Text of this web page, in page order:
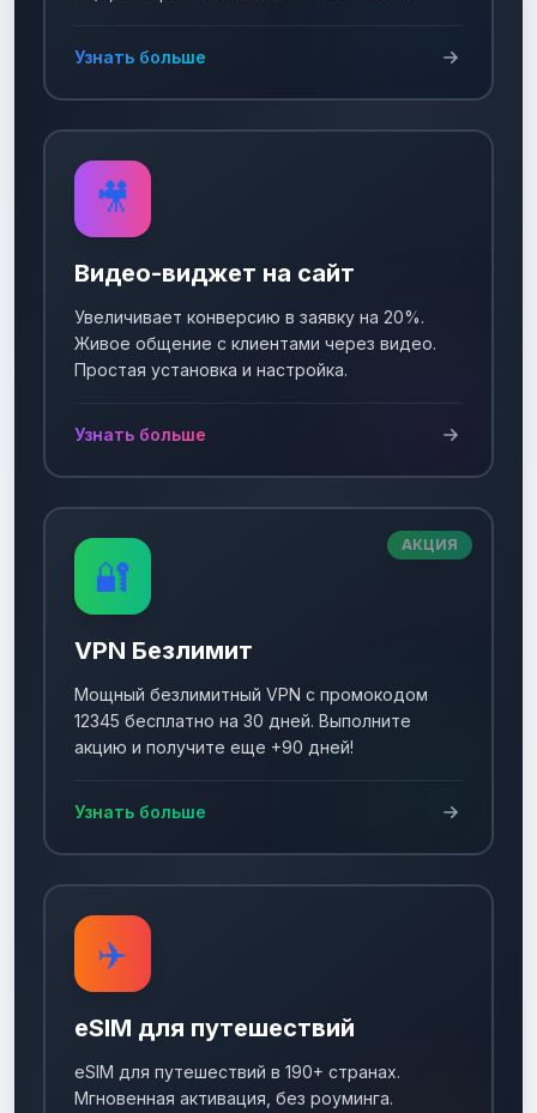
Узнать больше
🎥
Видео-виджет на сайт
Увеличивает конверсию в заявку на 20%.
Живое общение с клиентами через видео.
Простая установка и настройка.
Узнать больше
АКЦИЯ
🔐
VPN Безлимит
Мощный безлимитный VPN с промокодом
12345 бесплатно на 30 дней. Выполните
акцию и получите еще +90 дней!
Узнать больше
✈️
eSIM для путешествий
eSIM для путешествий в 190+ странах.
Мгновенная активация, без роуминга.